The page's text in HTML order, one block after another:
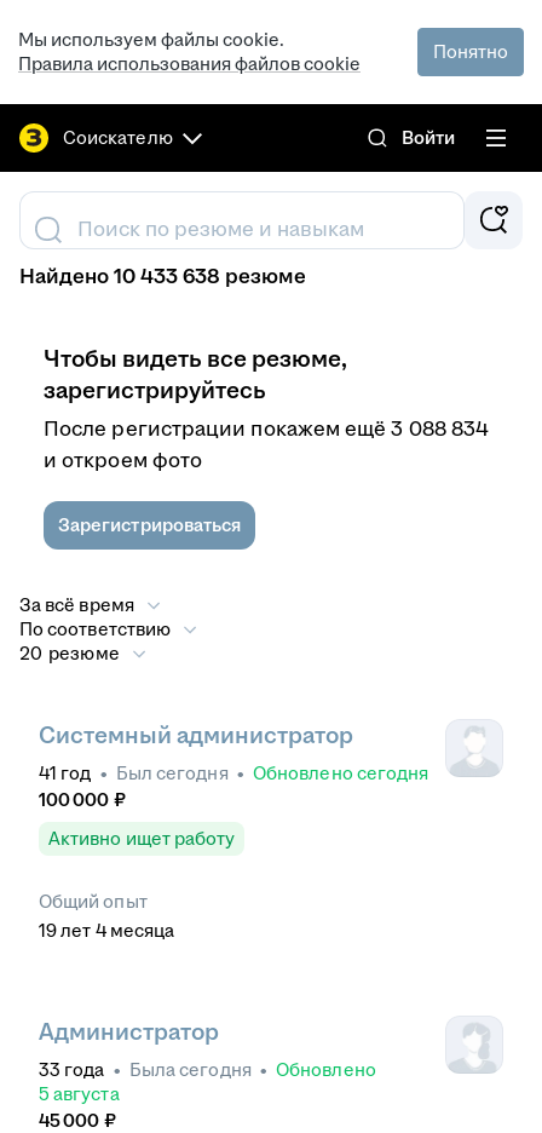
Мы используем файлы cookie.
Правила использования файлов cookie
Понятно
Соискателю Войти
Поиск по резюме и навыкам
Найдено 10 433 638 резюме
Чтобы видеть все резюме,
зарегистрируйтесь
После регистрации покажем ещё 3 088 834
и откроем фото
Зарегистрироваться
За всё время
По соответствию
20 резюме
Системный администратор
41 год • Был сегодня • Обновлено сегодня
100 000 ₽
Активно ищет работу
Общий опыт
19лет 4 месяца
Администратор
33 года • Быласегодня • Обновлено
5 августа
45 000 ₽